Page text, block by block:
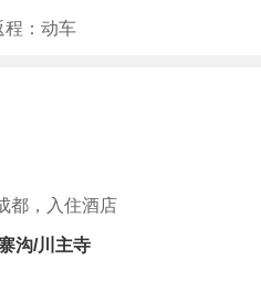
：动车
都，入住酒店
沟/川主寺